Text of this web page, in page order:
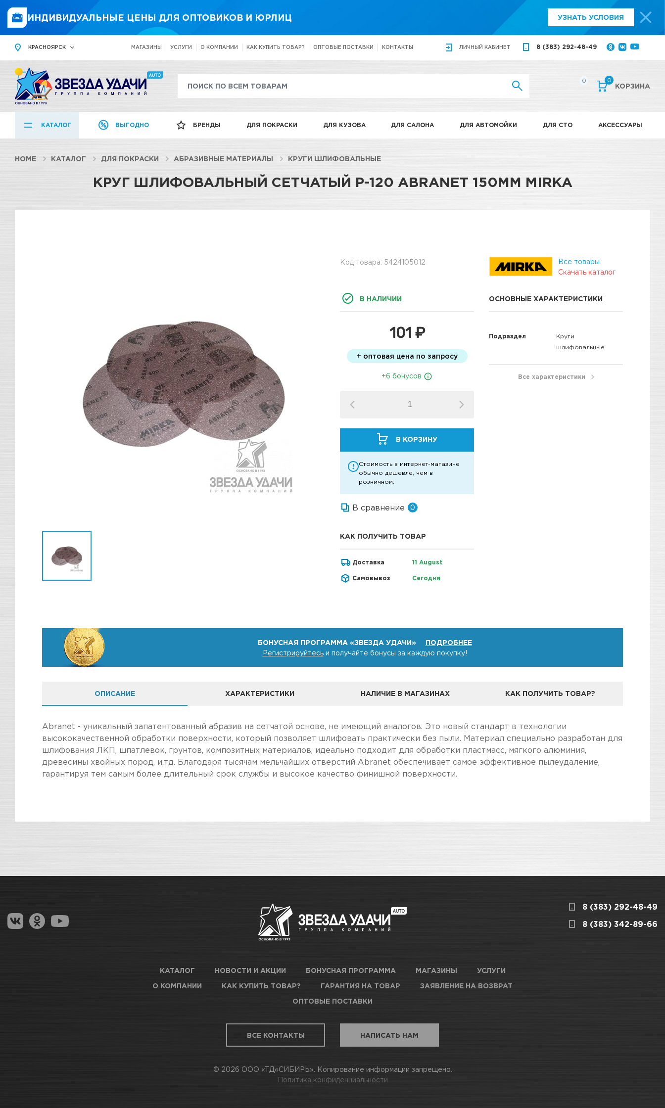
ИНДИВИДУАЛЬНЫЕ ЦЕНЫ ДЛЯ ОПТОВИКОВ И ЮРЛИЦ УЗНАТЬ УСЛОВИЯ
КРАСНОЯРСК МАГАЗИНЫ УСЛУГИ О КОМПАНИИ КАК КУПИТЬ ТОВАР? ОПТОВЫЕ ПОСТАВКИ КОНТАКТЫ ЛИЧНЫЙ КАБИНЕТ 8 (383) 292-48-49
0 0
КОРЗИНА
КАТАЛОГ ВЫГОДНО БРЕНДЫ ДЛЯ ПОКРАСКИ ДЛЯ КУЗОВА ДЛЯ САЛОНА ДЛЯ АВТОМОЙКИ ДЛЯ СТО АКСЕССУАРЫ
HOME КАТАЛОГ ДЛЯ ПОКРАСКИ АБРАЗИВНЫЕ МАТЕРИАЛЫ КРУГИ ШЛИФОВАЛЬНЫЕ
КРУГ ШЛИФОВАЛЬНЫЙ СЕТЧАТЫЙ P-120 ABRANET 150ММ MIRKA
Код товара: 5424105012
В НАЛИЧИИ
101 ₽
+ оптовая цена по запросу
+6 бонусов
В КОРЗИНУ
Стоимость в интернет-магазине
обычно дешевле, чем в
розничном.
В сравнение 0
КАК ПОЛУЧИТЬ ТОВАР
Доставка 11 August
Самовывоз Сегодня
Все товары
Скачать каталог
ОСНОВНЫЕ ХАРАКТЕРИСТИКИ
Подраздел
Круги
шлифовальные
Все характеристики
БОНУСНАЯ ПРОГРАММА «ЗВЕЗДА УДАЧИ»
ПОДРОБНЕЕ
Регистрируйтесьи получайте бонусы за каждую покупку!
ОПИСАНИЕ ХАРАКТЕРИСТИКИ НАЛИЧИЕ В МАГАЗИНАХ КАК ПОЛУЧИТЬ ТОВАР?
Abranet - уникальный запатентованный абразив на сетчатой основе, не имеющий аналогов. Это новый стандарт в технологии
высококачественной обработки поверхности, который позволяет шлифовать практически без пыли. Материал специально разработан для
шлифования ЛКП, шпатлевок, грунтов, композитных материалов, идеально подходит для обработки пластмасс, мягкого алюминия,
древесины хвойных пород, и.тд. Благодаря тысячам мельчайших отверстий Abranet обеспечивает самое эффективное пылеудаление,
гарантируя тем самым более длительный срок службы и высокое качество финишной поверхности.
Стоимость в интернет-магазине обычно дешевле, чем в розничном.
ТЦ АВТОМОЛЛ Нет в наличии Новосибирск, Богдана Хмельницкого, 1/1 КАРТА ПРОЕЗДА И КОНТАКТЫ
47 к3
Новосибирск, Немировича-Данченко, 146
Достаточно Новосибирск, Станционная, 16/1
Нет в наличии Новосибирск, Даргомыжского, 8а к60
Оптовые поставки
8 (383) 292-48-49
8 (383) 342-89-66
КАТАЛОГ НОВОСТИ И АКЦИИ БОНУСНАЯ ПРОГРАММА МАГАЗИНЫ УСЛУГИ
О КОМПАНИИ КАК КУПИТЬ ТОВАР? ГАРАНТИЯ НА ТОВАР ЗАЯВЛЕНИЕ НА ВОЗВРАТ
ОПТОВЫЕ ПОСТАВКИ
ВСЕ КОНТАКТЫ НАПИСАТЬ НАМ
© 2026 ООО «ТД«СИБИРЬ». Копирование информации запрещено.
Политика конфиденциальности